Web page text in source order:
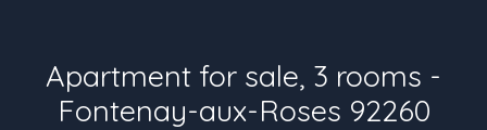
Apartment for sale, 3 rooms -
Fontenay-aux-Roses 92260